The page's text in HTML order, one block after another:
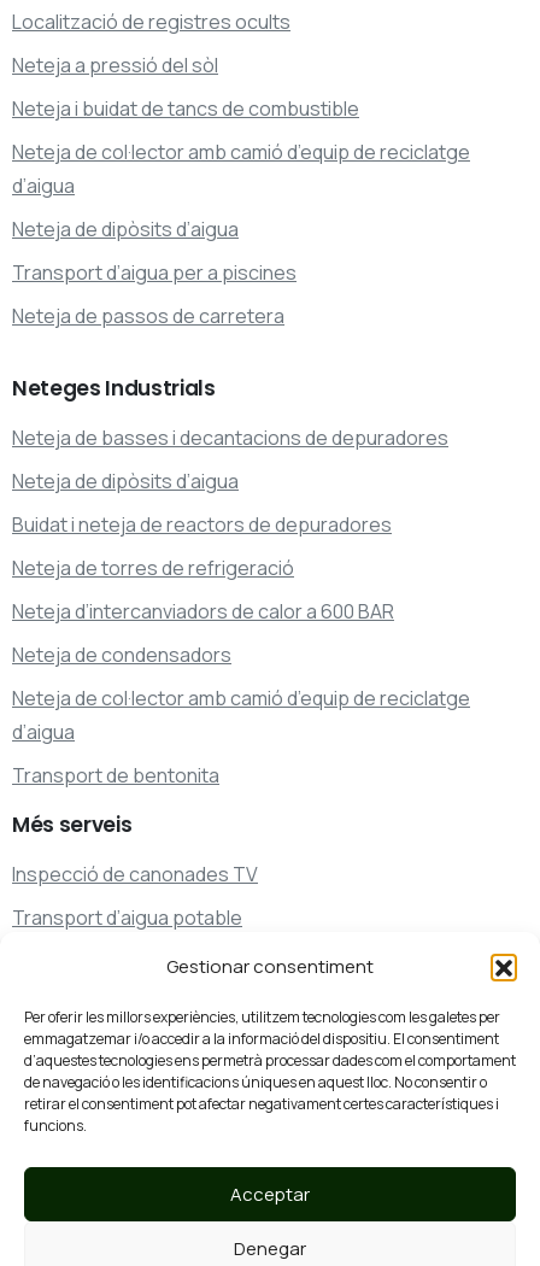
Gestionar consentiment
Per oferir les millors experiències, utilitzem tecnologies com les galetes per
emmagatzemar i/o accedir a la informació del dispositiu. El consentiment
d’aquestes tecnologies ens permetrà processar dades com el comportament
de navegació o les identificacions úniques en aquest lloc. No consentir o
retirar el consentiment pot afectar negativament certes característiques i
funcions.
Acceptar
Denegar
Localització de registres ocults
Neteja a pressió del sòl
Neteja i buidat de tancs de combustible
Neteja de col·lector amb camió d’equip de reciclatge
d’aigua
Neteja de dipòsits d’aigua
Transport d’aigua per a piscines
Neteja de passos de carretera
Neteges Industrials
Neteja de basses i decantacions de depuradores
Neteja de dipòsits d’aigua
Buidat i neteja de reactors de depuradores
Neteja de torres de refrigeració
Neteja d’intercanviadors de calor a 600 BAR
Neteja de condensadors
Neteja de col·lector amb camió d’equip de reciclatge
d’aigua
Transport de bentonita
Més serveis
Inspecció de canonades TV
Transport d’aigua potable
Transport de residus
Serveis de neteja i desembussaments especials
Parlem?
Truca’ns